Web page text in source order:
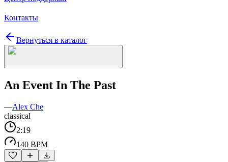
Контакты
Вернуться в каталог
An Event In The Past
—Alex Che
classical
2:19
140 BPM